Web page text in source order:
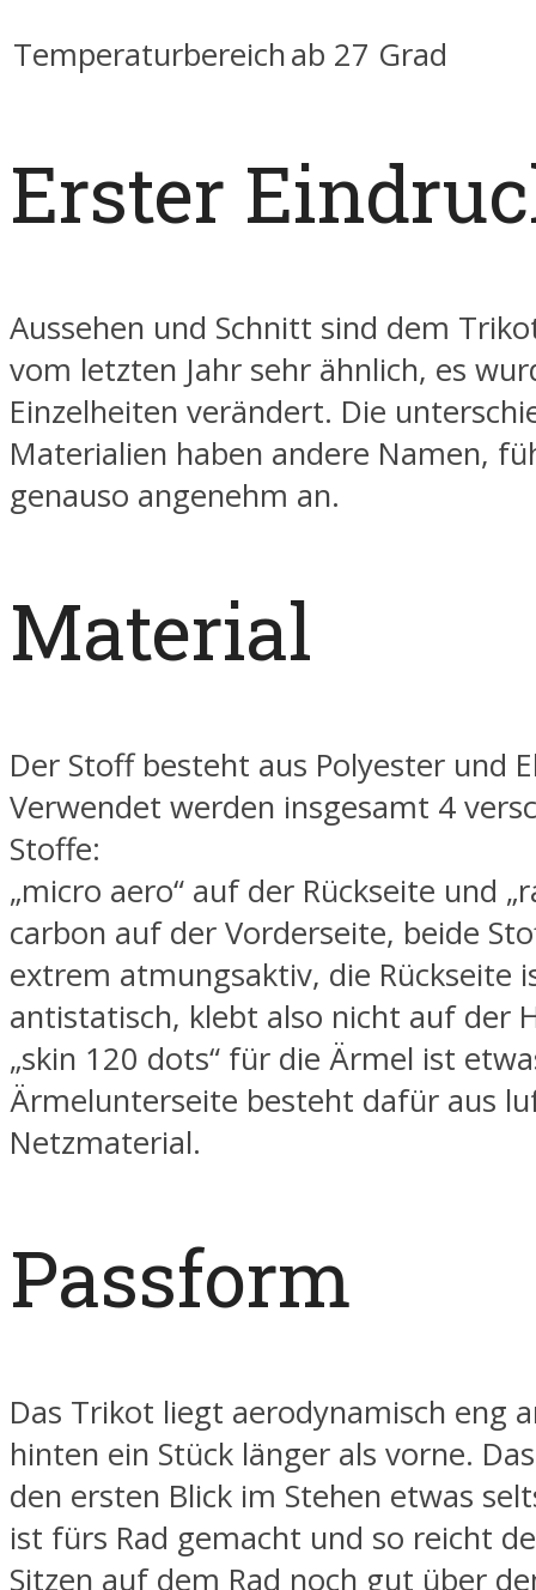
Temperaturbereichab 27 Grad
Erster
Aussehen und Schnitt sind dem
vom letzten Jahr sehr ähnlich, es
Einzelheiten verändert. Die
Materialien haben andere Namen,
genauso angenehm an.
Material
Der Stoff besteht aus Polyester und
Verwendet werden insgesamt 4
Stoffe:
„micro aero“ auf der Rückseite und
carbon auf der Vorderseite, beide
extrem atmungsaktiv, die Rückseite
antistatisch, klebt also nicht auf der
„skin 120 dots“ für die Ärmel ist
Ärmelunterseite besteht dafür aus
Netzmaterial.
Passform
Das Trikot liegt aerodynamisch eng
hinten ein Stück länger als vorne.
den ersten Blick im Stehen etwas
ist fürs Rad gemacht und so reicht
Sitzen auf dem Rad noch gut über